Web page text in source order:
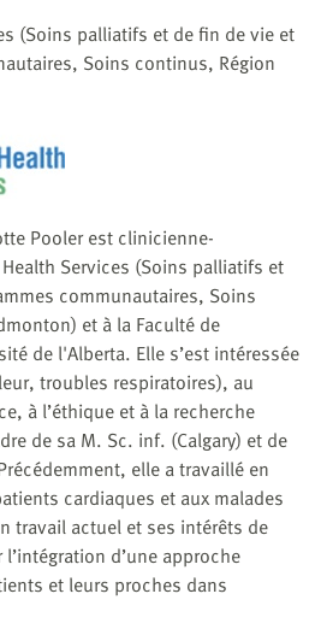
(Soins palliatifs et de fin de vie et
Soins continus, Région
Pooler est clinicienne-
Services (Soins palliatifs et
communautaires, Soins
et à la Faculté de
de l'Alberta. Elle s’est intéressée
troubles respiratoires), au
à l’éthique et à la recherche
de sa M. Sc. inf. (Calgary) et de
elle a travaillé en
cardiaques et aux malades
travail actuel et ses intérêts de
d’une approche
et leurs proches dans